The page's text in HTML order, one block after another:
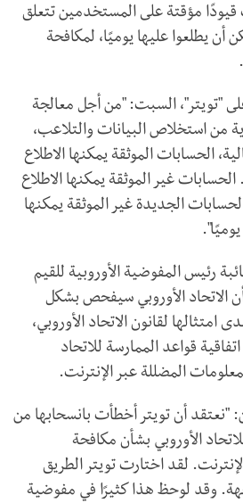
مؤقتة على المستخدمين تتعلق
أن يطلعوا عليها يوميًا، لمكافحة
"تويتر"، السبت: "من أجل معالجة
من استخلاص البيانات والتلاعب،
الحسابات الموثقة يمكنها الاطلاع
الحسابات غير الموثقة يمكنها الاطلاع
الحسابات الجديدة غير الموثقة يمكنها
رئيس المفوضية الأوروبية للقيم
أن الاتحاد الأوروبي سيفحص بشكل
امتثالها لقانون الاتحاد الأوروبي،
قواعد الممارسة للاتحاد
المضللة عبر الإنترنت.
"نعتقد أن تويتر أخطأت بانسحابها من
الأوروبي بشأن مكافحة
لقد اختارت تويتر الطريق
وقد لوحظ هذا كثيرًا في مفوضية